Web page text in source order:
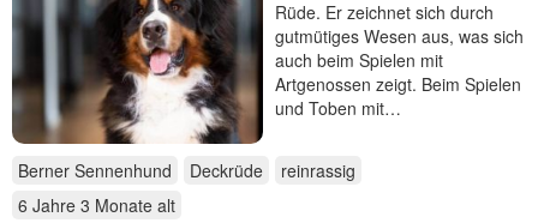
Rüde. Er zeichnet sich durch
gutmütiges Wesen aus, was sich
auch beim Spielen mit
Artgenossen zeigt. Beim Spielen
und Toben mit…
Berner Sennenhund Deckrüde
reinrassig
6 Jahre 3 Monate alt